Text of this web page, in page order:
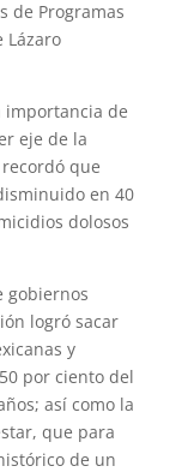
de Programas
Lázaro
importancia de
eje de la
que
en 40
dolosos
gobiernos
logró sacar
y
por ciento del
así como la
que para
de un